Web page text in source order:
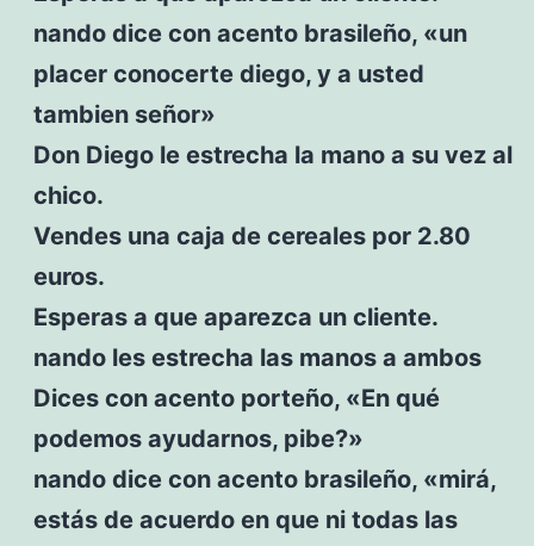
nando dice con acento brasileño, «un
placer conocerte diego, y a usted
tambien señor»
Don Diego le estrecha la mano a su vez al
chico.
Vendes una caja de cereales por 2.80
euros.
Esperas a que aparezca un cliente.
nando les estrecha las manos a ambos
Dices con acento porteño, «En qué
podemos ayudarnos, pibe?»
nando dice con acento brasileño, «mirá,
estás de acuerdo en que ni todas las